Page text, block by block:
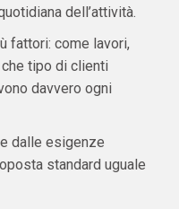
dell’attività.
fattori: come lavori,
tipo di clienti
davvero ogni
dalle esigenze
standard uguale